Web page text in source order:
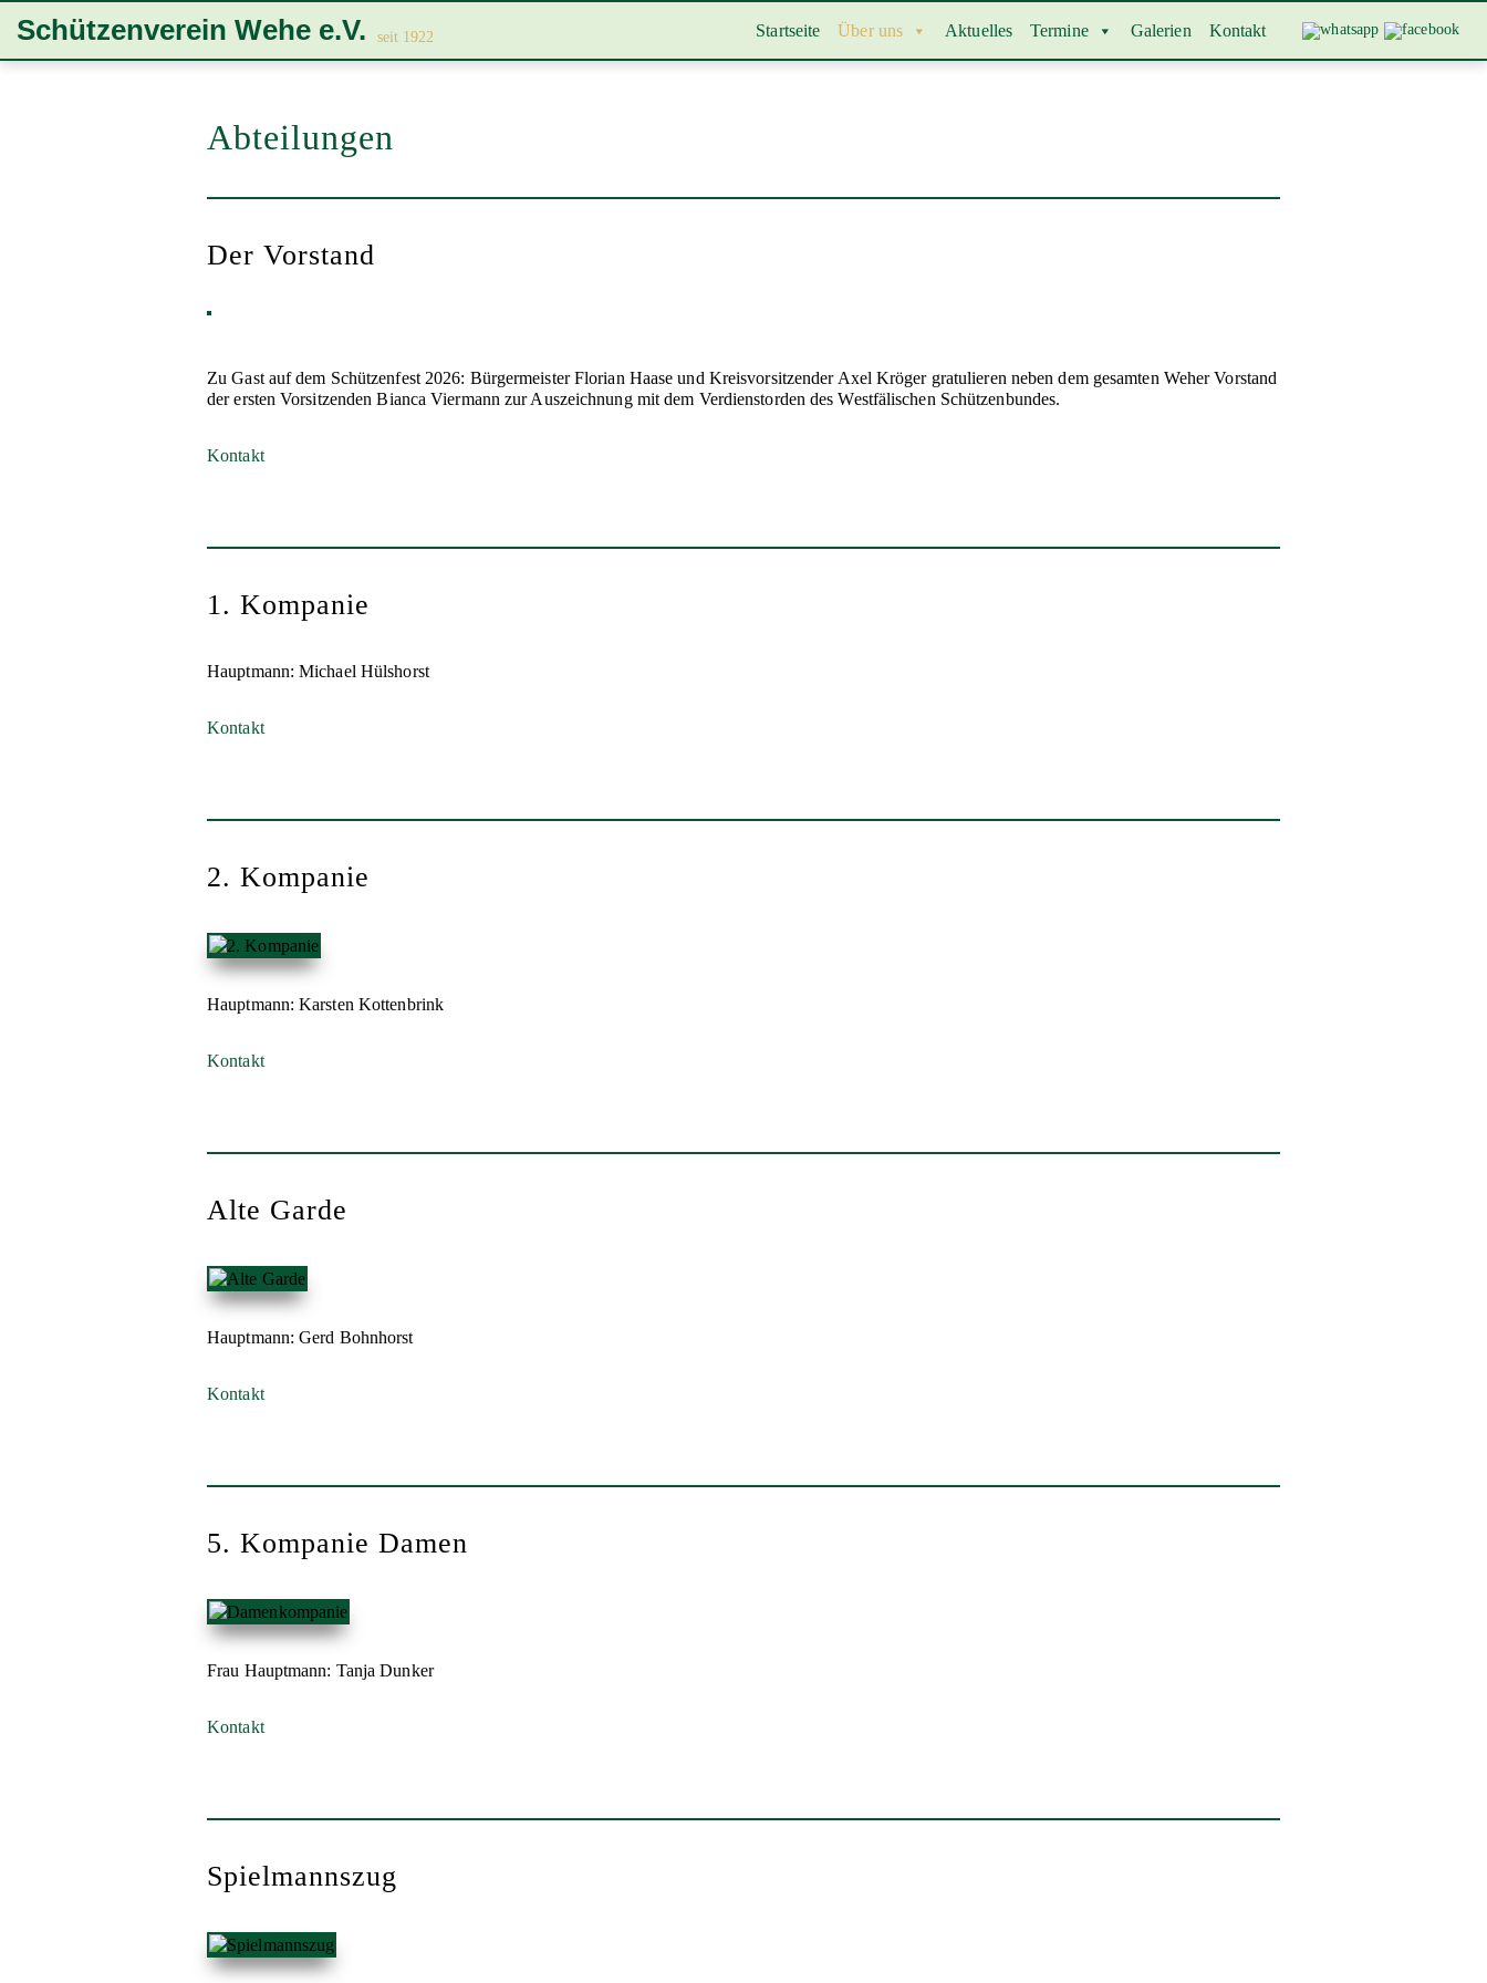
Hauptnavigation
Inhalt
Footer
Schützenverein Wehe e.V. seit 1922 Startseite Über uns Aktuelles Termine Galerien Kontakt
Abteilungen
Abteilungen
Der Vorstand
Zu Gast auf dem Schützenfest 2026: Bürgermeister Florian Haase und Kreisvorsitzender Axel Kröger gratulieren neben dem gesamten Weher Vorstand
der ersten Vorsitzenden Bianca Viermann zur Auszeichnung mit dem Verdienstorden des Westfälischen Schützenbundes.
Kontakt
1. Kompanie
Hauptmann: Michael Hülshorst
Kontakt
2. Kompanie
Hauptmann: Karsten Kottenbrink
Kontakt
Alte Garde
Hauptmann: Gerd Bohnhorst
Kontakt
5. Kompanie Damen
Frau Hauptmann: Tanja Dunker
Kontakt
Spielmannszug